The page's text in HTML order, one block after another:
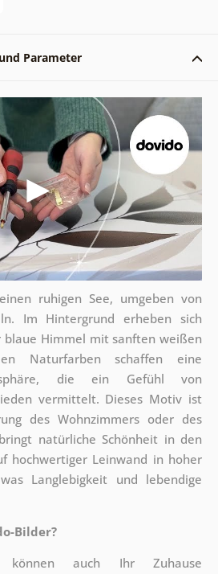
Parameter
ruhigen See, umgeben von
Im Hintergrund erheben sich
blaue Himmel mit sanften weißen
Naturfarben schaffen eine
die ein Gefühl von
vermittelt. Dieses Motiv ist
des Wohnzimmers oder des
natürliche Schönheit in den
hochwertiger Leinwand in hoher
Langlebigkeit und lebendige
Bilder?
können auch Ihr Zuhause